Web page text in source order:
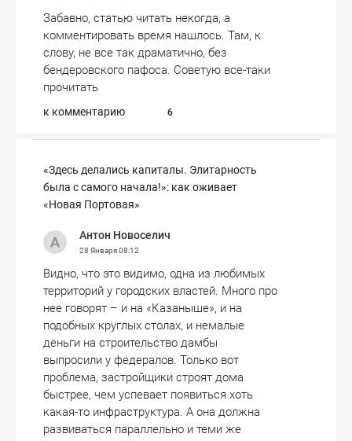
Забавно, статью читать некогда, а
комментировать время нашлось. Там, к
слову, не все так драматично, без
бендеровского пафоса. Советую все-таки
прочитать
к комментарию 6
«Здесь делались капиталы. Элитарность
была с самого начала!»: как оживает
«Новая Портовая»
Антон Новоселич
28 Января08:12
Видно, что это видимо, одна из любимых
территорий у городских властей. Много про
нее говорят – и на «Казаныше», и на
подобных круглых столах, и немалые
деньги на строительство дамбы
выпросили у федералов. Только вот
проблема, застройщики строят дома
быстрее, чем успевает появиться хоть
какая-то инфраструктура. А она должна
развиваться параллельно и теми же